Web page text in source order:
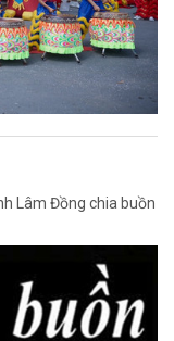
Lâm Đồng chia buồn